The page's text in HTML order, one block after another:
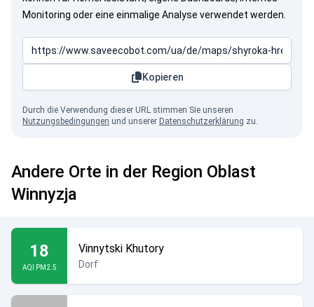
Monitoring oder eine einmalige Analyse verwendet werden.
Kopieren
Durch die Verwendung dieser URL stimmen Sie unseren
Nutzungsbedingungen und unserer Datenschutzerklärung zu.
Andere Orte in der Region Oblast
Winnyzja
18
AQI PM2.5
Vinnytski Khutory
Dorf